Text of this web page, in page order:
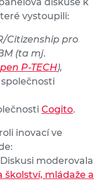
vystoupili:
Citizenship pro
(ta mj.
P-TECH),
společnosti
Cogito.
inovací ve
moderovala
školství, mládaže a